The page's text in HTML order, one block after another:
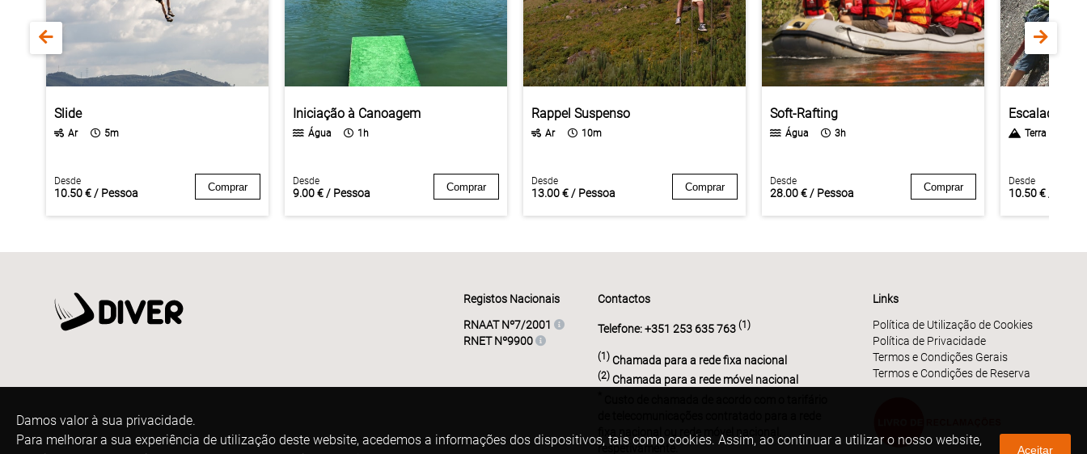
Damos valor à sua privacidade.
Para melhorar a sua experiência de utilização deste website, acedemos a informações dos dispositivos, tais como cookies. Assim, ao continuar a utilizar o nosso website,
Aceitar
Slide
Ar 5m
Desde
10.50 € / Pessoa Comprar
Iniciação à Canoagem
Água 1h
Desde
9.00 € / Pessoa Comprar
Rappel Suspenso
Ar 10m
Desde
13.00 € / Pessoa Comprar
Soft-Rafting
Água 3h
Desde
28.00 € / Pessoa Comprar
Escalada
Terra
Desde
10.50 € /
Registos Nacionais
RNAAT Nº7/2001
RNET Nº9900
Contactos
Telefone: +351 253 635 763 (1)
(1) Chamada para a rede fixa nacional
(2) Chamada para a rede móvel nacional
fixa nacional ou rede móvel nacional,
respetivamente.
Links
Política de Utilização de Cookies
Política de Privacidade
Termos e Condições Gerais
Termos e Condições de Reserva